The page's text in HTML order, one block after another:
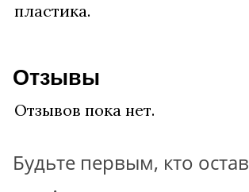
пластика.
Отзывы
Отзывов пока нет.
Будьте первым, кто